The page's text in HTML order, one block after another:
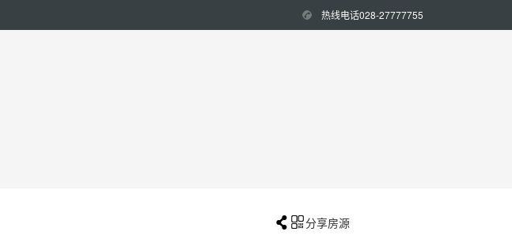
热线电话028-27777755
 分享房源